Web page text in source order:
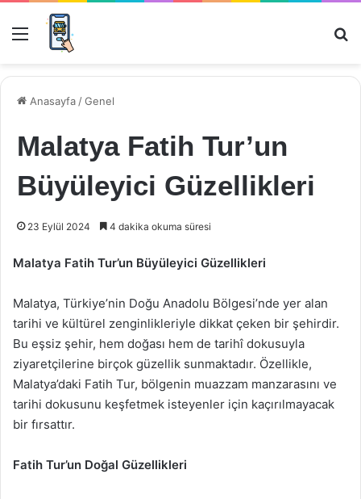
Menü
Anasayfa /Genel
Malatya Fatih Tur’un
Büyüleyici Güzellikleri
23 Eylül 2024 4 dakika okuma süresi
Malatya Fatih Tur’un Büyüleyici Güzellikleri
Malatya, Türkiye’nin Doğu Anadolu Bölgesi’nde yer alan
tarihi ve kültürel zenginlikleriyle dikkat çeken bir şehirdir.
Bu eşsiz şehir, hem doğası hem de tarihî dokusuyla
ziyaretçilerine birçok güzellik sunmaktadır. Özellikle,
Malatya’daki Fatih Tur, bölgenin muazzam manzarasını ve
tarihi dokusunu keşfetmek isteyenler için kaçırılmayacak
bir fırsattır.
Fatih Tur’un Doğal Güzellikleri